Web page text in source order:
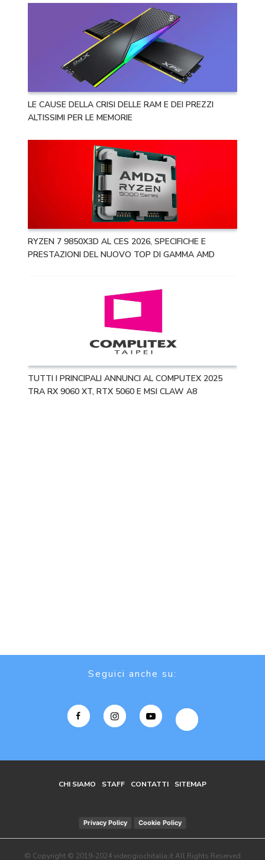
LE CAUSE DELLA CRISI DELLE RAM E DEI PREZZI
ALTISSIMI PER LE MEMORIE
RYZEN 7 9850X3D AL CES 2026, SPECIFICHE E
PRESTAZIONI DEL NUOVO TOP DI GAMMA AMD
TUTTI I PRINCIPALI ANNUNCI AL COMPUTEX 2025
TRA RX 9060 XT, RTX 5060 E MSI CLAW A8
Seguici anche su:
CHI SIAMO STAFF CONTATTI SITEMAP
Privacy Policy Cookie Policy
© Copyright © 2019-2024 videogiochitalia.it All Rights Reserved